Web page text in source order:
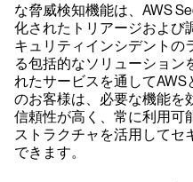
な脅威検知機能は、AWS
化されたトリアージおよび
キュリティインシデントの
る包括的なソリューション
れたサービスを通して
のお客様は、必要な機能を
信頼性が高く、常に利用可
ストラクチャを活用してセ
できます。